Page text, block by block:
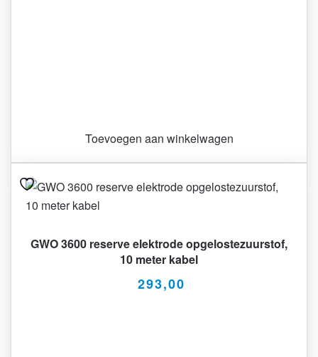
Toevoegen aan winkelwagen
GWO 3600 reserve elektrode opgelostezuurstof,
10 meter kabel
293,00